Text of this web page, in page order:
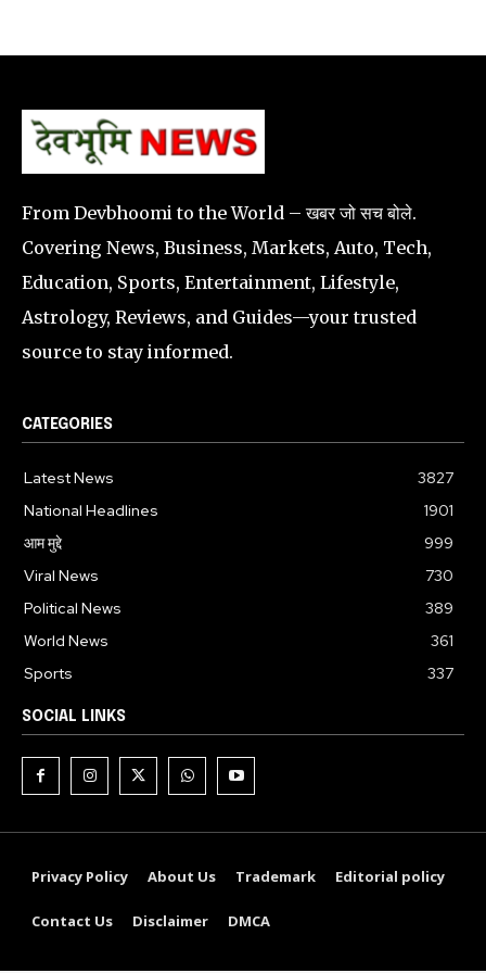
From Devbhoomi to the World – खबर जो सच बोले.
Covering News, Business, Markets, Auto, Tech,
Education, Sports, Entertainment, Lifestyle,
Astrology, Reviews, and Guides—your trusted
source to stay informed.
CATEGORIES
Latest News
3827
National Headlines
1901
आम मुद्दे
999
Viral News
730
Political News
389
World News
361
Sports
337
SOCIAL LINKS
Privacy Policy About Us Trademark Editorial policy
Contact Us Disclaimer DMCA